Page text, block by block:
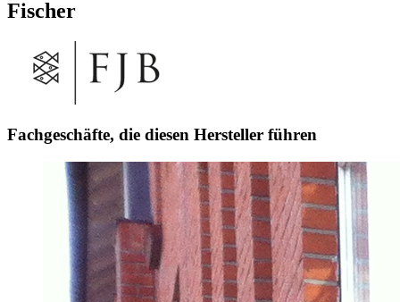
Fischer
Fachgeschäfte, die diesen Hersteller führen